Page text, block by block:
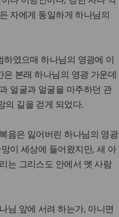
자에게 동일하게 하나님의
였으매 하나님의 영광에 이
은 본래 하나님의 영광 가운데
얼굴과 얼굴을 마주하던 관
의 길을 걷게 되었다.
음은 잃어버린 하나님의 영광
이 세상에 들어왔지만, 새 아
는 그리스도 안에서 옛 사람
님 앞에 서려 하는가, 아니면